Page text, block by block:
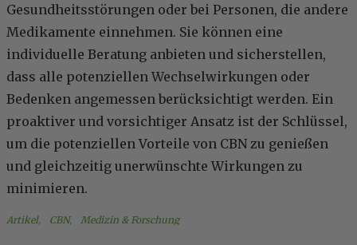
Gesundheitsstörungen oder bei Personen, die andere
Medikamente einnehmen. Sie können eine
individuelle Beratung anbieten und sicherstellen,
dass alle potenziellen Wechselwirkungen oder
Bedenken angemessen berücksichtigt werden. Ein
proaktiver und vorsichtiger Ansatz ist der Schlüssel,
um die potenziellen Vorteile von CBN zu genießen
und gleichzeitig unerwünschte Wirkungen zu
minimieren.
Artikel, CBN, Medizin & Forschung